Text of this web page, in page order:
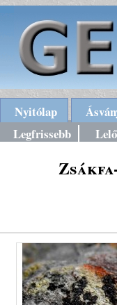
Nyitólap
Legfrissebb